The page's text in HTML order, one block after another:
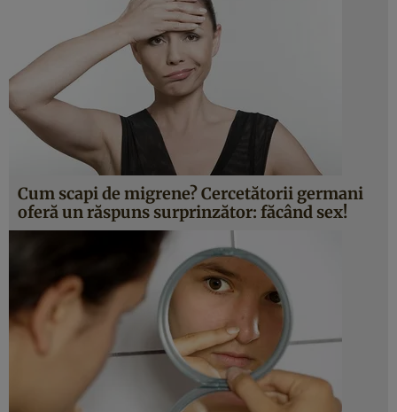
Cum scapi de migrene? Cercetătorii germani
oferă un răspuns surprinzător: făcând sex!